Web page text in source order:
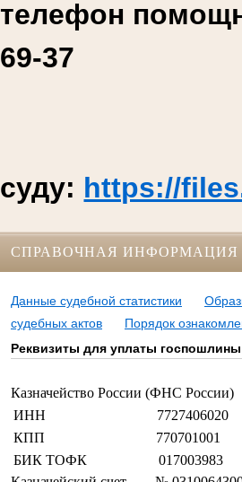
телефон
69-37
суду: https://
СПРАВОЧНАЯ ИНФОРМАЦИЯ
Данные судебной статистики
судебных актов
Порядок
Реквизиты для уплаты
Казначейство России (ФНС России)
ИНН 7727406020
КПП 770701001
БИК ТОФК 017003983